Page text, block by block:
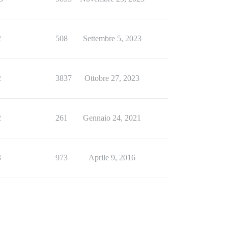
508 Settembre 5, 2023
3837 Ottobre 27, 2023
261 Gennaio 24, 2021
973 Aprile 9, 2016